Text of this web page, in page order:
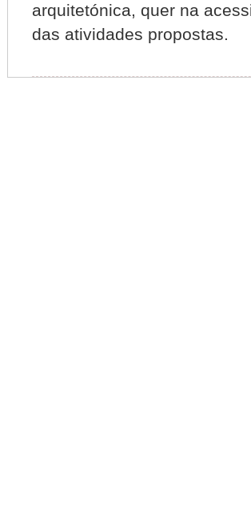
arquitetónica, quer na
das atividades propostas.